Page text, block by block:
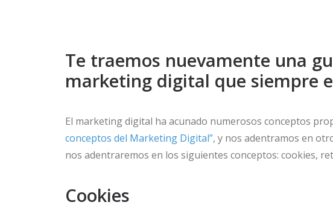
Te traemos nuevamente una
marketing digital que siempre
El marketing digital ha acunado numerosos conceptos
conceptos del Marketing Digital”, y nos adentramos en
nos adentraremos en los siguientes conceptos: cookies,
Cookies